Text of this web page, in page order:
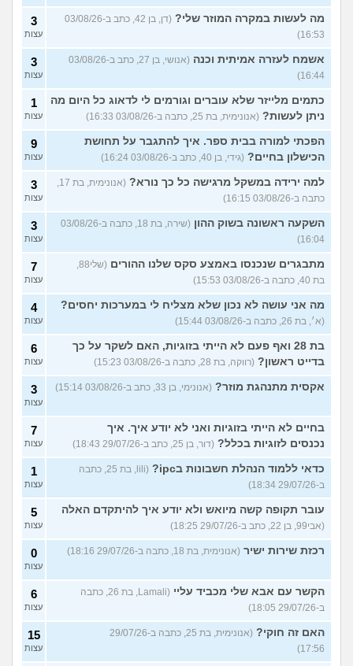
מה לעשות במקרה המוזר שלי?
(דן, בן 42, כתב ב-03/08/26
16:53)
3
עצות
אשמח לעזרה אמיתית וכנה
(אנושי, בן 27, כתב ב-03/08/26
16:44)
3
עצות
כתמים מלייזר שלא עוברים וגורמים לי לדאוג כל היום מה
ניתן לעשות? (אנונימית, בת 25, כתבה ב-03/08/26 16:33)
1
עצות
הפכתי למורה בבית ספר. איך להתגבר על תחושת
הכישלון בחיים? (גידי, בן 40, כתב ב-03/08/26 16:24)
9
עצות
למה ירידה במשקל מרגישה כל כך נורא?
(אנונימית, בת 17,
כתבה ב-03/08/26 16:15)
3
עצות
השקעה ראשונה בשוק ההון
(שירה, בת 18, כתבה ב-03/08/26
16:04)
3
עצות
מתבגרים שנכנסו באמצע סקס שלנו ההורים
(שלי88,
בת 40, כתבה ב-03/08/26 15:53)
7
עצות
מה אני עושה לא נכון שלא מצליח לי במערכות יחסים?
(א׳, בת 26, כתבה ב-03/08/26 15:44)
4
עצות
בת 28 ואף פעם לא הייתי בזוגיות, האם לשקר על כך
בדייט ראשון? (רווקה, בת 28, כתבה ב-03/08/26 15:23)
6
עצות
אקסית מתנהגת מוזר? (אנונימי, בן 33, כתב ב-03/08/26 15:14) 3
עצות
בחיים לא הייתי בזוגיות ואני לא יודע איך. איך
נכנסים לזוגיות בכלל? (דור, בן 25, כתב ב-29/07/26 18:43)
7
עצות
כדאי ללמוד הנהלת חשבונות בipc?
(lili, בת 25, כתבה
ב-29/07/26 18:34)
1
עצות
עובר תקופה קשה מיואש ולא יודע איך להיתקדם האלה
(אבי99, בן 22, כתב ב-29/07/26 18:25)
5
עצות
רכזת שירות ישיר (אנונימית, בת 18, כתבה ב-29/07/26 18:16) 0
עצות
הקשר עם אבא שלי מכביד עליי
(Lamali, בת 26, כתבה
ב-29/07/26 18:05)
6
עצות
האם זה חוקי?
(אנונימית, בת 25, כתבה ב-29/07/26
17:56)
15
עצות